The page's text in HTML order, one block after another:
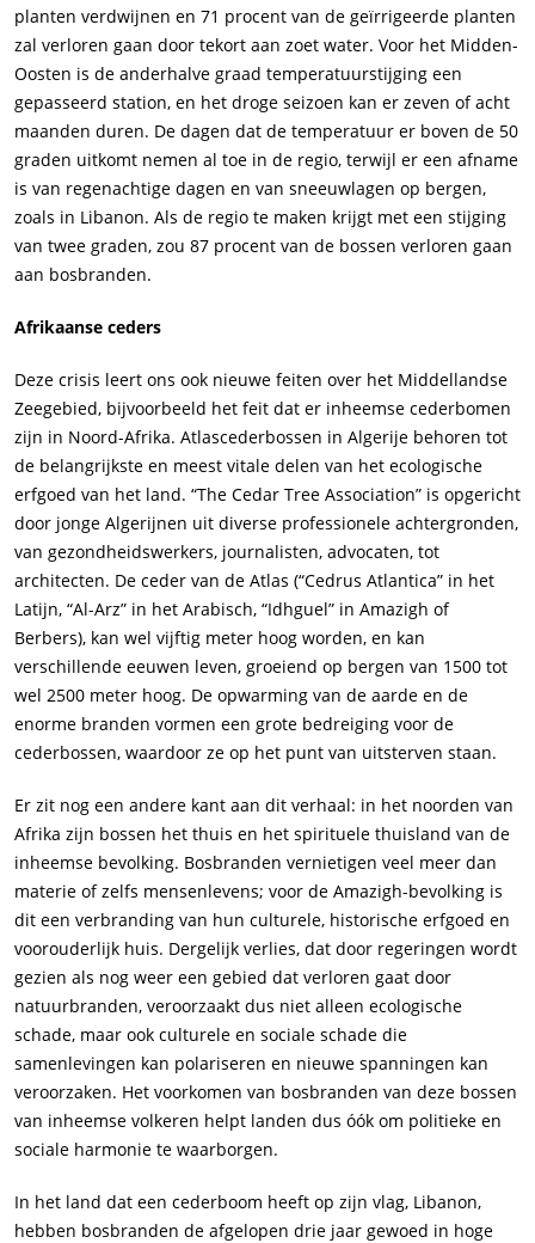
planten verdwijnen en 71 procent van de geïrrigeerde planten
zal verloren gaan door tekort aan zoet water. Voor het Midden-
Oosten is de anderhalve graad temperatuurstijging een
gepasseerd station, en het droge seizoen kan er zeven of acht
maanden duren. De dagen dat de temperatuur er boven de 50
graden uitkomt nemen al toe in de regio, terwijl er een afname
is van regenachtige dagen en van sneeuwlagen op bergen,
zoals in Libanon. Als de regio te maken krijgt met een stijging
van twee graden, zou 87 procent van de bossen verloren gaan
aan bosbranden.
Afrikaanse ceders
Deze crisis leert ons ook nieuwe feiten over het Middellandse
Zeegebied, bijvoorbeeld het feit dat er inheemse cederbomen
zijn in Noord-Afrika. Atlascederbossen in Algerije behoren tot
de belangrijkste en meest vitale delen van het ecologische
erfgoed van het land. “The Cedar Tree Association” is opgericht
door jonge Algerijnen uit diverse professionele achtergronden,
van gezondheidswerkers, journalisten, advocaten, tot
architecten. De ceder van de Atlas (“Cedrus Atlantica” in het
Latijn, “Al-Arz” in het Arabisch, “Idhguel” in Amazigh of
Berbers), kan wel vijftig meter hoog worden, en kan
verschillende eeuwen leven, groeiend op bergen van 1500 tot
wel 2500 meter hoog. De opwarming van de aarde en de
enorme branden vormen een grote bedreiging voor de
cederbossen, waardoor ze ​​op het punt van uitsterven staan.
Er zit nog een andere kant aan dit verhaal: in het noorden van
Afrika zijn bossen het thuis en het spirituele thuisland van de
inheemse bevolking. Bosbranden vernietigen veel meer dan
materie of zelfs mensenlevens; voor de Amazigh-bevolking is
dit een verbranding van hun culturele, historische erfgoed en
voorouderlijk huis. Dergelijk verlies, dat door regeringen wordt
gezien als nog weer een gebied dat verloren gaat door
natuurbranden, veroorzaakt dus niet alleen ecologische
schade, maar ook culturele en sociale schade die
samenlevingen kan polariseren en nieuwe spanningen kan
veroorzaken. Het voorkomen van bosbranden van deze bossen
van inheemse volkeren helpt landen dus óók om politieke en
sociale harmonie te waarborgen.
In het land dat een cederboom heeft op zijn vlag, Libanon,
hebben bosbranden de afgelopen drie jaar gewoed in hoge